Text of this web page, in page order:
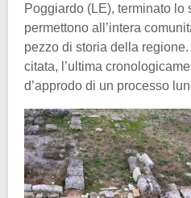
Poggiardo (LE), terminato lo
permettono all’intera
pezzo di storia della
citata, l’ultima
d’approdo di un processo